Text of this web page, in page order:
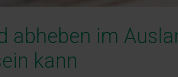
abheben im
kann